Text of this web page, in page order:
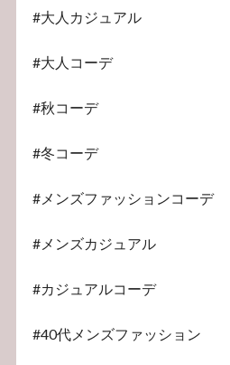
#大人カジュアル
#大人コーデ
#秋コーデ
#冬コーデ
#メンズファッションコーデ
#メンズカジュアル
#カジュアルコーデ
#40代メンズファッション